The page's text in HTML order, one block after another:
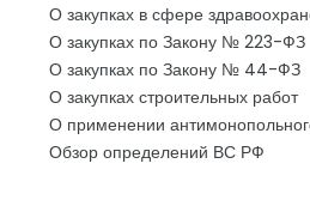
О закупках в сфере
О закупках по Закону № 223-ФЗ
О закупках по Закону № 44-ФЗ
О закупках строительных работ
О применении
Обзор определений ВС РФ